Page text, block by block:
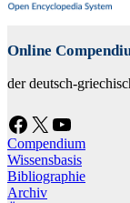
Online
der deutsch-
Facebook X YouTube
Compendium
Wissensbasis
Bibliographie
Archiv